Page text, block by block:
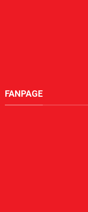
FANPAGE